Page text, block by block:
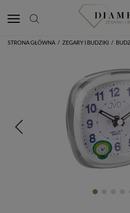
STRONA GŁÓWNA / ZEGARY I BUDZIKI /